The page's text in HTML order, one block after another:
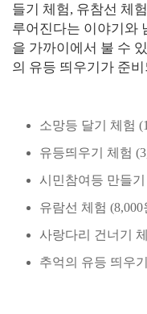
들기 체험, 유참선 체
루어진다는 이야기와
을 가까이에서 불 수
의 유등 띄우기가 준
소망등 달기 체험
유등띄우기 체험
시민참여등 만들기
유람선 체험 (8,000
사랑다리 건너기
추억의 유등 띄우기